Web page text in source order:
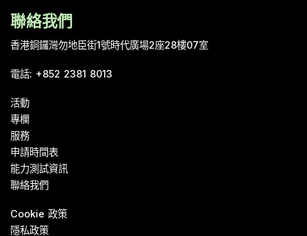
聯絡我們
香港銅鑼灣勿地臣街1號時代廣場2座28樓07室
電話: +852 2381 8013
活動
專欄
服務
申請時間表
能力測試資訊
聯絡我們
Cookie 政策
隱私政策